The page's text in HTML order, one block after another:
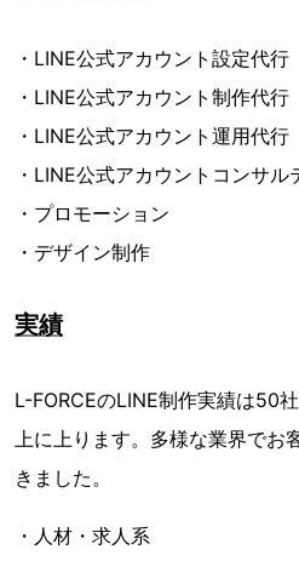
・LINE公式アカウント設定代行
・LINE公式アカウント制作代行
・LINE公式アカウント運用代行
・LINE公式アカウントコンサル
・プロモーション
・デザイン制作
実績
L-FORCEのLINE制作実績は50
上に上ります。多様な業界でお
きました。
・人材・求人系